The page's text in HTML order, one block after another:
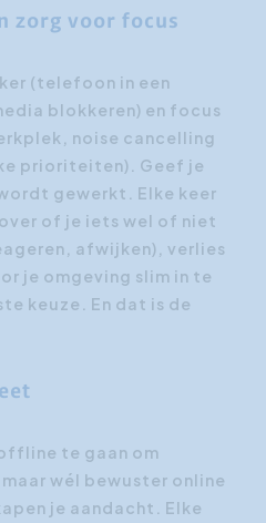
zorg voor focus
(telefoon in een
blokkeren) en focus
noise cancelling
prioriteiten). Geef je
gewerkt. Elke keer
of je iets wel of niet
afwijken), verlies
je omgeving slim in te
keuze. En dat is de
te gaan om
wél bewuster online
je aandacht. Elke